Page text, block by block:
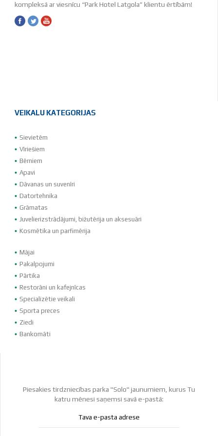
kompleksā ar viesnīcu “Park Hotel Latgola” klientu ērtībām!
VEIKALU KATEGORIJAS
Sievietēm
Vīriešiem
Bērniem
Apavi
Dāvanas un suvenīri
Datortehnika
Grāmatas
Juvelierizstrādājumi, bižutērija un aksesuāri
Kosmētika un parfimērija
Mājai
Pakalpojumi
Pārtika
Restorāni un kafejnīcas
Specializētie veikali
Sporta preces
Ziedi
Bankomāti
Piesakies tirdzniecības parka "Solo" jaunumiem, kurus Tu
katru mēnesi saņemsi savā e-pastā: